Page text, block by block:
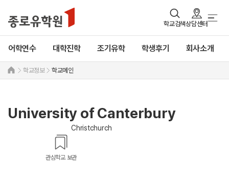
학교검색상담센터
어학연수 대학진학 조기유학 학생후기 회사소개
학교정보 학교메인
University of Canterbury
Christchurch
관심학교 보관